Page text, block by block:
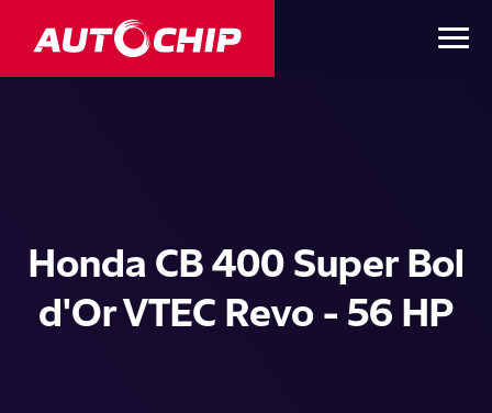
Honda CB 400 Super Bol
d'Or VTEC Revo - 56 HP